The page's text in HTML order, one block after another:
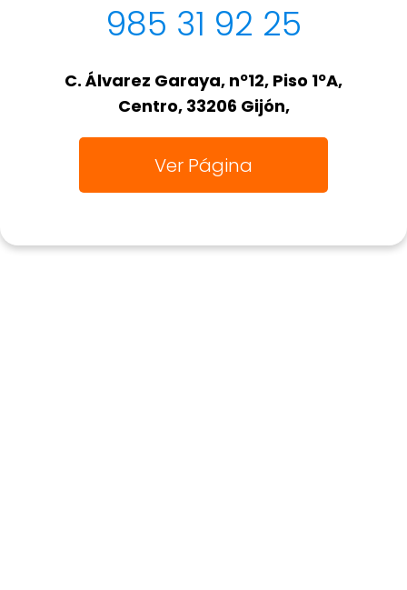
985 31 92 25
C. Álvarez Garaya, nº12, Piso 1ºA,
Centro, 33206 Gijón,
Ver Página